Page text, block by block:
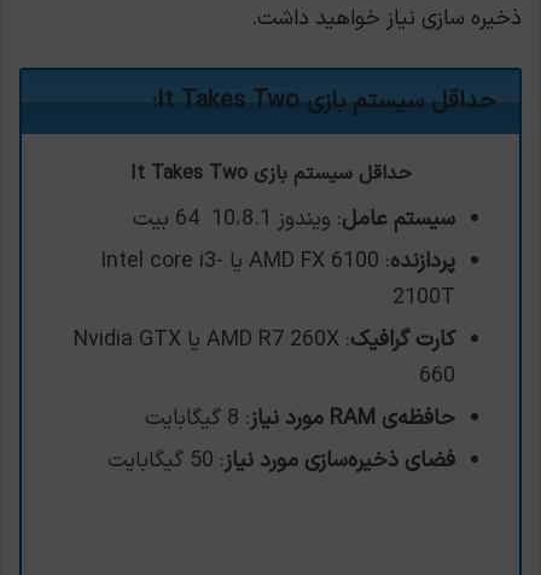
ذخیره سازی نیاز خواهید داشت.
حداقل سیستم بازی It Takes Two:
حداقل سیستم بازی It Takes Two
سیستم عامل: ویندوز 10،8.1 64 بیت
پردازنده
: AMD FX 6100 یا Intel core i3-
2100T
کارت گرافیک
: AMD R7 260X یا Nvidia GTX
660
حافظه‌ی RAM مورد نیاز
: 8 گیگابایت
فضای ذخیره‌سازی مورد نیاز: 50 گیگابایت